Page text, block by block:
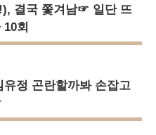
결국 쫓겨남☞ 일단 뜨
회
유정 곤란할까봐 손잡고